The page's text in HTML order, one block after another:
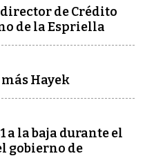
de Crédito
de la Espriella
Hayek
a la baja durante el
gobierno de